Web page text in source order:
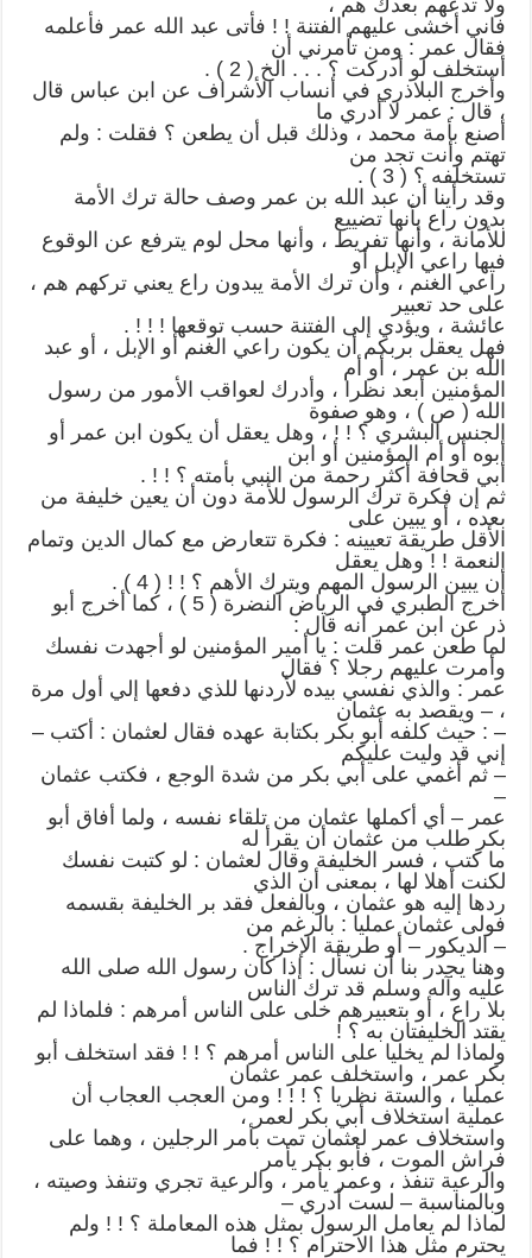
فاني أخشى عليهم الفتنة ! ! فأتى عبد الله عمر فأعلمه
فقال عمر : ومن تأمرني أن
أستخلف لو أدركت ؟ . . . الخ ( 2 ) .
وأخرج البلاذري في أنساب الأشراف عن ابن عباس قال
، قال : عمر لا أدري ما
أصنع بأمة محمد ، وذلك قبل أن يطعن ؟ فقلت : ولم
تهتم وأنت تجد من
تستخلفه ؟ ( 3 ) .
وقد رأينا أن عبد الله بن عمر وصف حالة ترك الأمة
بدون راع بأنها تضييع
للأمانة ، وأنها تفريط ، وأنها محل لوم يترفع عن الوقوع
فيها راعي الإبل أو
راعي الغنم ، وأن ترك الأمة يبدون راع يعني تركهم هم ،
على حد تعبير
عائشة ، ويؤدي إلى الفتنة حسب توقعها ! ! ! .
فهل يعقل بربكم أن يكون راعي الغنم أو الإبل ، أو عبد
الله بن عمر ، أو أم
المؤمنين أبعد نظرا ، وأدرك لعواقب الأمور من رسول
الله ( ص ) ، وهو صفوة
الجنس البشري ؟ ! ! ، وهل يعقل أن يكون ابن عمر أو
أبوه أو أم المؤمنين أو ابن
أبي قحافة أكثر رحمة من النبي بأمته ؟ ! ! .
ثم إن فكرة ترك الرسول للأمة دون أن يعين خليفة من
بعده ، أو يبين على
الأقل طريقة تعيينه : فكرة تتعارض مع كمال الدين وتمام
النعمة ! ! وهل يعقل
أن يبين الرسول المهم ويترك الأهم ؟ ! ! ( 4 ) .
أخرج الطبري في الرياض النضرة ( 5 ) ، كما أخرج أبو
ذر عن ابن عمر أنه قال :
لما طعن عمر قلت : يا أمير المؤمنين لو أجهدت نفسك
وأمرت عليهم رجلا ؟ فقال
عمر : والذي نفسي بيده لأردنها للذي دفعها إلي أول مرة
، – ويقصد به عثمان
– : حيث كلفه أبو بكر بكتابة عهده فقال لعثمان : أكتب –
إني قد وليت عليكم
– ثم أغمي على أبي بكر من شدة الوجع ، فكتب عثمان
–
عمر – أي أكملها عثمان من تلقاء نفسه ، ولما أفاق أبو
بكر طلب من عثمان أن يقرأ له
ما كتب ، فسر الخليفة وقال لعثمان : لو كتبت نفسك
لكنت أهلا لها ، بمعنى أن الذي
ردها إليه هو عثمان ، وبالفعل فقد بر الخليفة بقسمه
فولى عثمان عمليا : بالرغم من
– الديكور – أو طريقة الإخراج .
وهنا يجدر بنا أن نسأل : إذا كان رسول الله صلى الله
عليه وآله وسلم قد ترك الناس
بلا راع ، أو بتعبيرهم خلى على الناس أمرهم : فلماذا لم
يقتد الخليفتان به ؟ !
ولماذا لم يخليا على الناس أمرهم ؟ ! ! فقد استخلف أبو
بكر عمر ، واستخلف عمر عثمان
عمليا ، والستة نظريا ؟ ! ! ! ومن العجب العجاب أن
عملية استخلاف أبي بكر لعمر ،
واستخلاف عمر لعثمان تمت بأمر الرجلين ، وهما على
فراش الموت ، فأبو بكر يأمر
والرعية تنفذ ، وعمر يأمر ، والرعية تجري وتنفذ وصيته ،
وبالمناسبة – لست أدري –
لماذا لم يعامل الرسول بمثل هذه المعاملة ؟ ! ! ولم
يحترم مثل هذا الاحترام ؟ ! ! فما